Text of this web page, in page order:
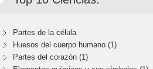
Partes de la célula
Huesos del cuerpo humano (1)
Partes del corazón (1)